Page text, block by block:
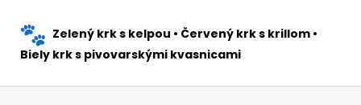
Zelený krk s kelpou • Červený krk s krillom •
Biely krk s pivovarskými kvasnicami